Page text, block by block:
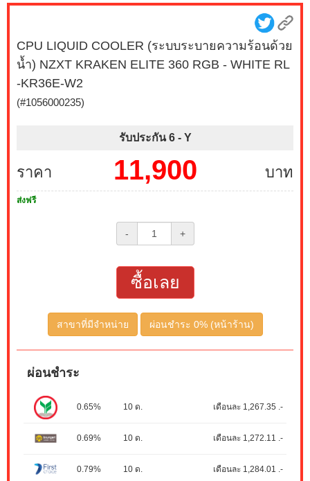
CPU LIQUID COOLER (ระบบระบายความร้อนด้วย
น้ำ) NZXT KRAKEN ELITE 360 RGB - WHITE RL
-KR36E-W2
(#1056000235)
รับประกัน 6 - Y
ราคา บาท
11,900
ส่งฟรี
- +
ซื้อเลย
สาขาที่มีจำหน่าย ผ่อนชำระ 0% (หน้าร้าน)
ผ่อนชำระ
0.65% 10 ด. เดือนละ 1,267.35 .-
0.69% 10 ด. เดือนละ 1,272.11 .-
0.79% 10 ด. เดือนละ 1,284.01 .-